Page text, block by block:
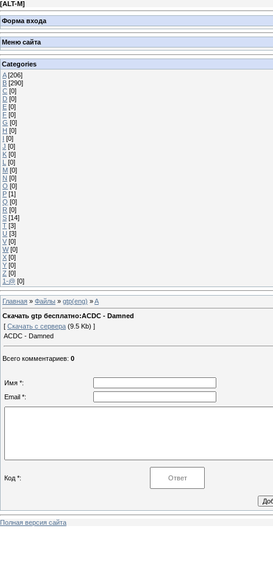
[ALT-M]
Форма входа
Меню сайта
Categories
A [206]
B [290]
C [0]
D [0]
E [0]
F [0]
G [0]
H [0]
I [0]
J [0]
K [0]
L [0]
M [0]
N [0]
O [0]
P [1]
Q [0]
R [0]
S [14]
T [3]
U [3]
V [0]
W [0]
X [0]
Y [0]
Z [0]
1-@ [0]
Главная » Файлы » gtp(eng) »A
Скачать gtp бесплатно:ACDC - Damned
[ Скачать с сервера (9.5 Kb) ]
ACDC - Damned
Всего комментариев: 0
Имя *:
Email *:
Код *:
Полная версия сайта